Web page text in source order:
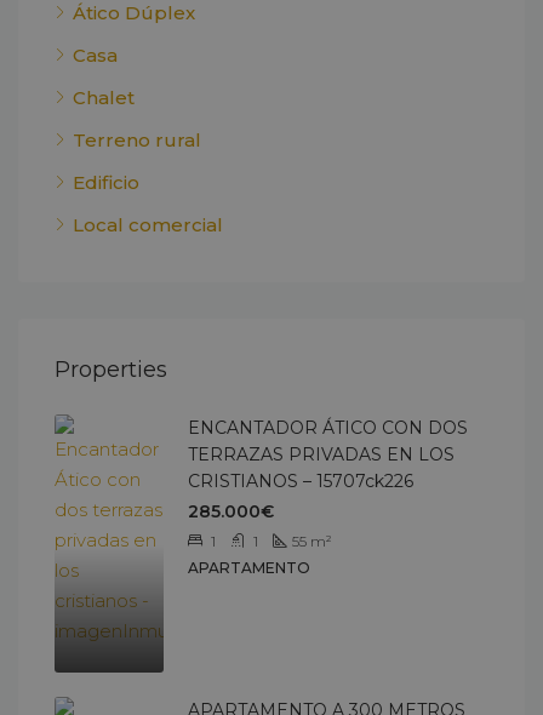
Ático Dúplex
Casa
Chalet
Terreno rural
Edificio
Local comercial
Properties
ENCANTADOR ÁTICO CON DOS
TERRAZAS PRIVADAS EN LOS
CRISTIANOS – 15707ck226
285.000€
1 1 55 m²
APARTAMENTO
APARTAMENTO A 300 METROS